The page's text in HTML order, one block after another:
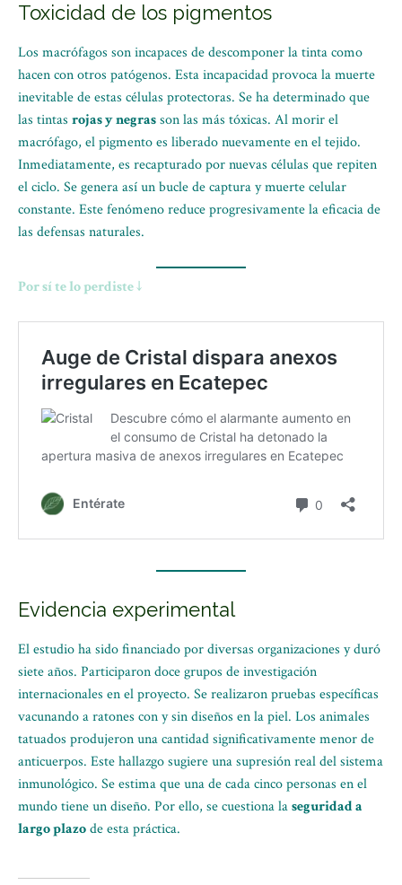
Toxicidad de los pigmentos
Los macrófagos son incapaces de descomponer la tinta como
hacen con otros patógenos. Esta incapacidad provoca la muerte
inevitable de estas células protectoras. Se ha determinado que
las tintas rojas y negrasson las más tóxicas. Al morir el
macrófago, el pigmento es liberado nuevamente en el tejido.
Inmediatamente, es recapturado por nuevas células que repiten
el ciclo. Se genera así un bucle de captura y muerte celular
constante. Este fenómeno reduce progresivamente la eficacia de
las defensas naturales.
Por sí te lo perdiste ↓
Evidencia experimental
El estudio ha sido financiado por diversas organizaciones y duró
siete años. Participaron doce grupos de investigación
internacionales en el proyecto. Se realizaron pruebas específicas
vacunando a ratones con y sin diseños en la piel. Los animales
tatuados produjeron una cantidad significativamente menor de
anticuerpos. Este hallazgo sugiere una supresión real del sistema
inmunológico. Se estima que una de cada cinco personas en el
mundo tiene un diseño. Por ello, se cuestiona laseguridad a
largo plazode esta práctica.